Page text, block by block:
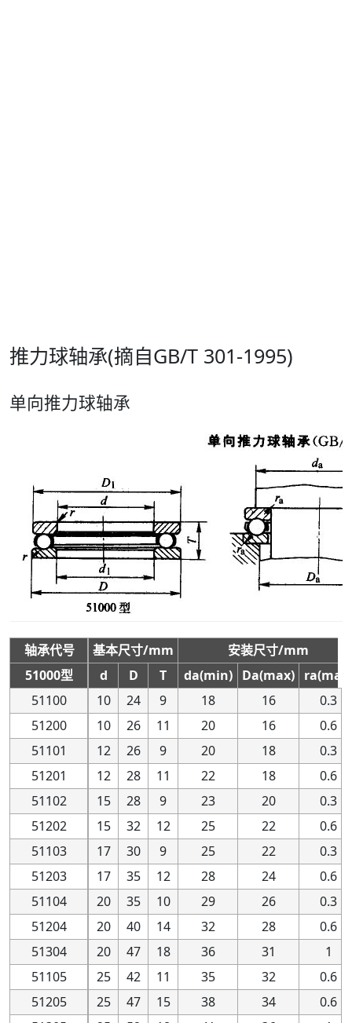
推力球轴承(摘自GB/T 301-1995)
单向推力球轴承
轴承代号
51000型
51100
51200
51101
51201
51102
51202
51103
51203
51104
51204
51304
51105
51205
基本尺寸/mm
安装尺寸/mm
d
D T da(min) Da(max) ra(max)
10
24 9 18 16
0.3
10
26 11 20 16
0.6
12
26 9 20 18
0.3
12
28 11 22 18
0.6
15
28 9 23 20
0.3
15
32 12 25 22
0.6
17
30 9 25 22
0.3
17
35 12 28 24
0.6
20
35 10 29 26
0.3
20
40 14 32 28
0.6
20
47 18 36 31
1
25
42 11 35 32
0.6
25
47 15 38 34
0.6
基本尺寸/mm
安装尺寸/mm
d
D T da(min) Da(max) ra(max)
10
24 9 18 16
0.3
10
26 11 20 16
0.6
12
26 9 20 18
0.3
12
28 11 22 18
0.6
15
28 9 23 20
0.3
15
32 12 25 22
0.6
17
30 9 25 22
0.3
17
35 12 28 24
0.6
20
35 10 29 26
0.3
20
40 14 32 28
0.6
20
47 18 36 31
1
25
42 11 35 32
0.6
25
47 15 38 34
0.6